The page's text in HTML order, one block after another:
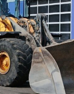
garanti och/eller
den ovan
påpekar att
slutföras